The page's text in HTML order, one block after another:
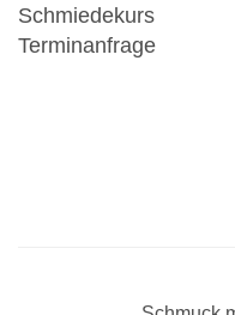
Schmiedekurs
Terminanfrage